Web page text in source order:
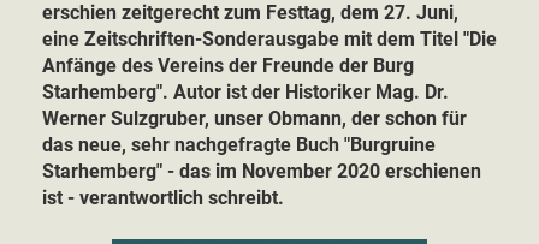
erschien zeitgerecht zum Festtag, dem 27. Juni,
eine Zeitschriften-Sonderausgabe mit dem Titel "Die
Anfänge des Vereins der Freunde der Burg
Starhemberg". Autor ist der Historiker Mag. Dr.
Werner Sulzgruber, unser Obmann, der schon für
das neue, sehr nachgefragte Buch "Burgruine
Starhemberg" - das im November 2020 erschienen
ist - verantwortlich schreibt.